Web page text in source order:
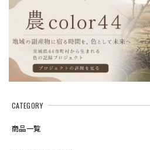
CATEGORY
商品一覧